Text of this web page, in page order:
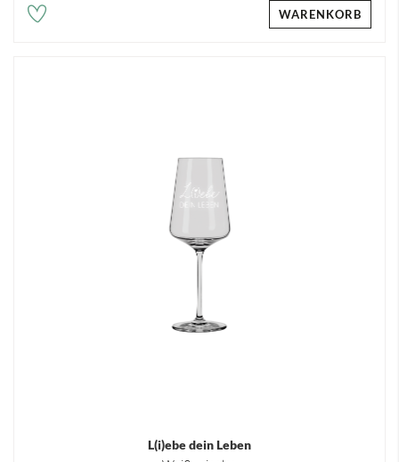
WARENKORB
L(i)ebe dein Leben